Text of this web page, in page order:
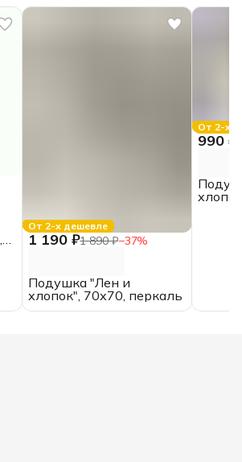
От 2-х дешевле
1 190 ₽1 890 ₽−37%
Подушка "Лен и
хлопок", 70х70, перкаль
От 2-х
990 ₽